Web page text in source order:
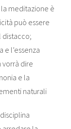
meditazione è
può essere
distacco;
l’essenza
vorrà dire
e la
naturali